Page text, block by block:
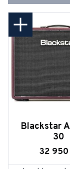
Blackstar
30
32 950